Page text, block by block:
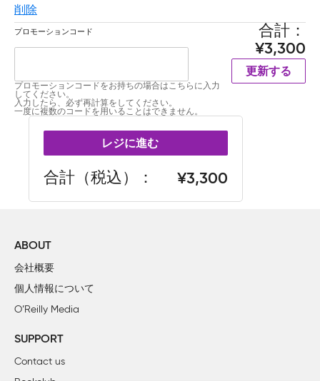
削除
プロモーションコード
プロモーションコードをお持ちの場合はこちらに入力
してください。
入力したら、必ず再計算をしてください。
一度に複数のコードを用いることはできません。
合計
3,300
更新する
レジに進む
合計（税込） 3,300
ABOUT
会社概要
個人情報について
O’Reilly Media
SUPPORT
Contact us